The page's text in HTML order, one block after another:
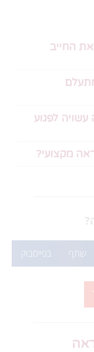
החייב
לפגוע
שתף בפייסבוק